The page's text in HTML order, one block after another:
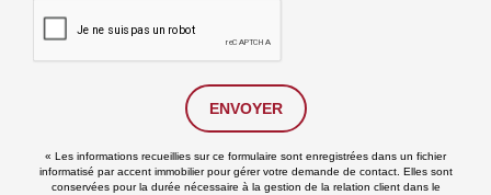
ENVOYER
« Les informations recueillies sur ce formulaire sont enregistrées dans un fichier
informatisé par accent immobilier pour gérer votre demande de contact. Elles sont
conservées pour la durée nécessaire à la gestion de la relation client dans le